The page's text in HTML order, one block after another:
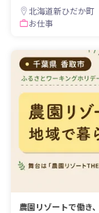
北海道新ひだか町
お仕事
農園リゾートで働き